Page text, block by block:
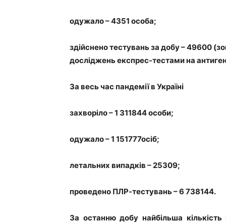
одужало – 4351 особа;
здійснено тестувань за добу – 49600
досліджень експрес-тестами на
За весь час пандемії в Україні
захворіло – 1 311844 особи;
одужало – 1 151777осіб;
летальних випадків – 25309;
проведено ПЛР-тестувань – 6 738144.
За останню добу найбільша